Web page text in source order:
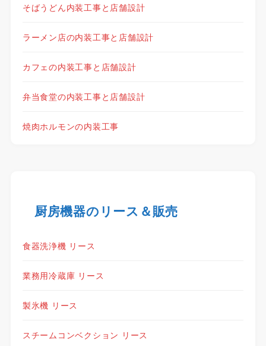
そばうどん内装工事と店舗設計
ラーメン店の内装工事と店舗設計
カフェの内装工事と店舗設計
弁当食堂の内装工事と店舗設計
焼肉ホルモンの内装工事
厨房機器のリース＆販売
食器洗浄機 リース
業務用冷蔵庫 リース
製氷機 リース
スチームコンベクション リース